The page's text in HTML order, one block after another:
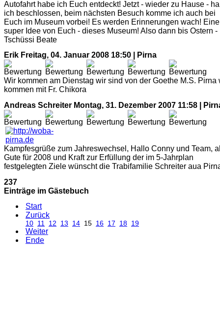
Autofahrt habe ich Euch entdeckt! Jetzt - wieder zu Hause -
ich beschlossen, beim nächsten Besuch komme ich auch bei
Euch im Museum vorbei! Es werden Erinnerungen wach! Eine
super Idee von Euch - dieses Museum! Also dann bis Ostern -
Tschüssi Beate
Erik Freitag, 04. Januar 2008 18:50 | Pirna
Wir kommen am Dienstag wir sind von der Goethe M.S. Pirna
kommen mit Fr. Chikora
Andreas Schreiter Montag, 31. Dezember 2007 11:58 |
Kampfesgrüße zum Jahreswechsel, Hallo Conny und Team,
Gute für 2008 und Kraft zur Erfüllung der im 5-Jahrplan
festgelegten Ziele wünscht die Trabifamilie Schreiter aua
237
Einträge im Gästebuch
Start
Zurück
10 11 12 13 14 15 16 17 18 19
Weiter
Ende